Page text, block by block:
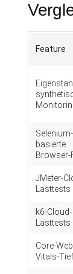
Feature
Selenium-
basierte
JMeter-
Lasttests
k6-Cloud-
Lasttests
Core-
Vitals-